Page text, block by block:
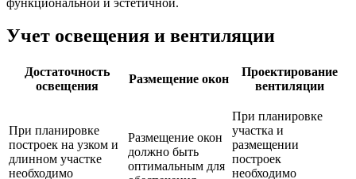
Учет освещения и вентиляции
Достаточность
освещения
Размещение окон
Проектирование
вентиляции
При планировке
построек на узком и
длинном участке
необходимо
Размещение окон
должно быть
оптимальным для
При планировке
участка и
размещении
построек
необходимо